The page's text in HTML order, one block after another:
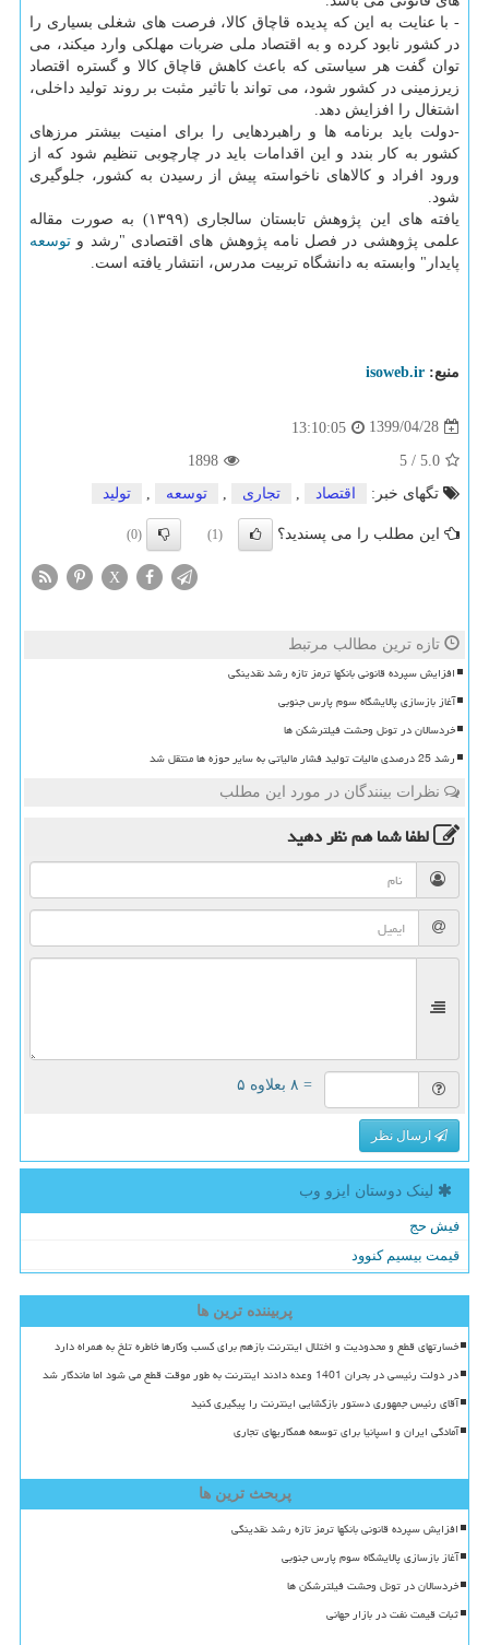
- با عنایت به این که پدیده قاچاق کالا، فرصت های شغلی بسیاری را
در کشور نابود کرده و به اقتصاد ملی ضربات مهلکی وارد میکند، می
توان گفت هر سیاستی که باعث کاهش قاچاق کالا و گستره اقتصاد
زیرزمینی در کشور شود، می تواند با تاثیر مثبت بر روند تولید داخلی،
اشتغال را افزایش دهد.
-دولت باید برنامه ها و راهبردهایی را برای امنیت بیشتر مرزهای
کشور به کار بندد و این اقدامات باید در چارچوبی تنظیم شود که از
ورود افراد و کالاهای ناخواسته پیش از رسیدن به کشور، جلوگیری
شود.
یافته های این پژوهش تابستان سالجاری (۱۳۹۹) به صورت مقاله
علمی پژوهشی در فصل نامه پژوهش های اقتصادی "رشد و توسعه
پایدار" وابسته به دانشگاه تربیت مدرس، انتشار یافته است.
منبع: isoweb.ir
1399/04/28
13:10:05
5.0
/
5
1898
تگهای خبر:
اقتصاد , تجاری , توسعه , تولید
این مطلب را می پسندید؟ (1)
(0)
X
تازه ترین مطالب مرتبط
افزایش سپرده قانونی بانکها ترمز تازه رشد نقدینگی
آغاز بازسازی پالایشگاه سوم پارس جنوبی
خردسالان در تونل وحشت فیلترشکن ها
رشد 25 درصدی مالیات تولید فشار مالیاتی به سایر حوزه ها منتقل شد
نظرات بینندگان در مورد این مطلب
لطفا شما همنظر دهید
= ۸ بعلاوه ۵
ارسال نظر
لینک دوستان ایزو وب
فیش حج
قیمت بیسیم کنوود
پربیننده ترین ها
خسارتهای قطع و محدودیت و اختلال اینترنت بازهم برای کسب وکارها خاطره تلخ به همراه دارد
در دولت رئیسی در بحران 1401 وعده دادند اینترنت به طور موقت قطع می شود اما ماندگار شد
آقای رئیس جمهوری دستور بازگشایی اینترنت را پیگیری کنید
آمادگی ایران و اسپانیا برای توسعه همکاریهای تجاری
پربحث ترین ها
افزایش سپرده قانونی بانکها ترمز تازه رشد نقدینگی
آغاز بازسازی پالایشگاه سوم پارس جنوبی
خردسالان در تونل وحشت فیلترشکن ها
ثبات قیمت نفت در بازار جهانی